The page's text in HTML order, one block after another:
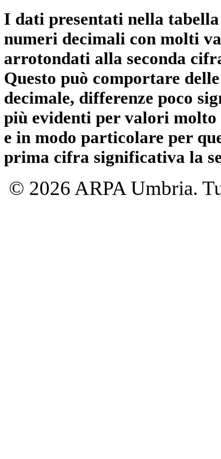
I dati presentati nella
numeri decimali con molti
arrotondati alla seconda
Questo può comportare
decimale, differenze poco
più evidenti per valori
e in modo particolare per
prima cifra significativa la
© 2026 ARPA Umbria.